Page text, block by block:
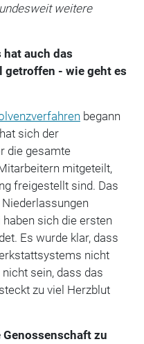
weitere
hat auch das
- wie geht es
begann
sich der
die gesamte
mitgeteilt,
freigestellt sind. Das
sich die ersten
Es wurde klar, dass
nicht
sein, dass das
zu viel Herzblut
Genossenschaft zu